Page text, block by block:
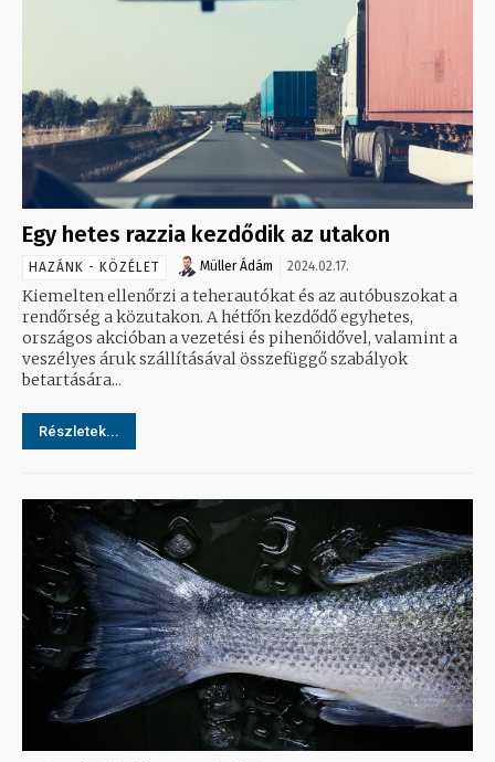
Egy hetes razzia kezdődik az utakon
HAZÁNK - KÖZÉLET Müller Ádám 2024.02.17.
Kiemelten ellenőrzi a teherautókat és az autóbuszokat a
rendőrség a közutakon. A hétfőn kezdődő egyhetes,
országos akcióban a vezetési és pihenőidővel, valamint a
veszélyes áruk szállításával összefüggő szabályok
betartására...
Részletek...